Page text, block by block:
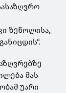
ზეწოლისა,
მას
უარი